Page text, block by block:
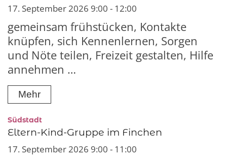
17. September 2026 9:00 - 12:00
gemeinsam frühstücken, Kontakte
knüpfen, sich Kennenlernen, Sorgen
und Nöte teilen, Freizeit gestalten, Hilfe
annehmen …
Mehr
Südstadt:
Eltern-Kind-Gruppe im Finchen
17. September 2026 9:00 - 11:00